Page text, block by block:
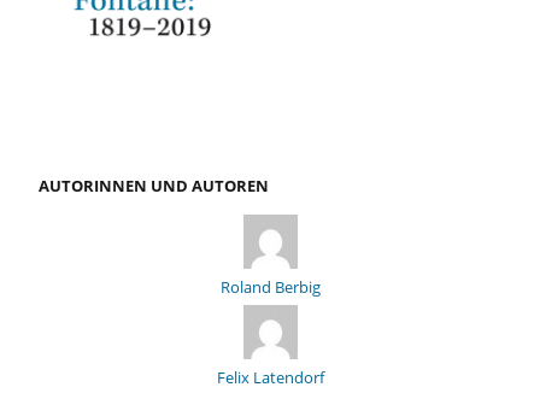
AUTORINNEN UND AUTOREN
Roland Berbig
Felix Latendorf